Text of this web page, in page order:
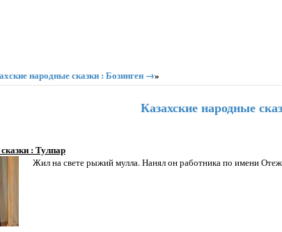
народные сказки : Бозинген →»
Казахские народные
: Тулпар
Жил на свете рыжий мулла. Нанял он работника по имени